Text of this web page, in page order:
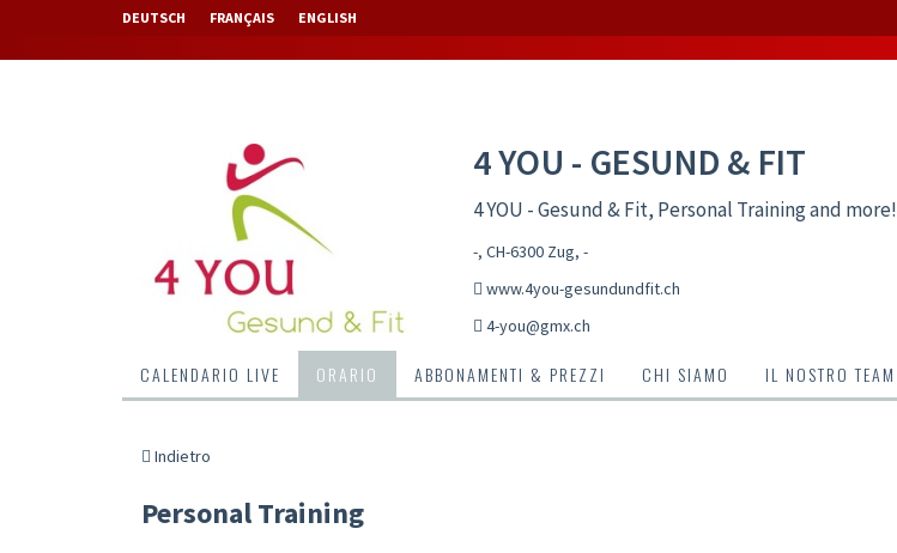
DEUTSCH FRANÇAIS ENGLISH
4 YOU - GESUND & FIT
4 YOU - Gesund & Fit, Personal Training and more!
-, CH-6300 Zug, -
www.4you-gesundundfit.ch
4-you@gmx.ch
CALENDARIO LIVE ORARIO ABBONAMENTI & PREZZI CHI SIAMO IL NOSTRO TEAM
Indietro
Personal Training